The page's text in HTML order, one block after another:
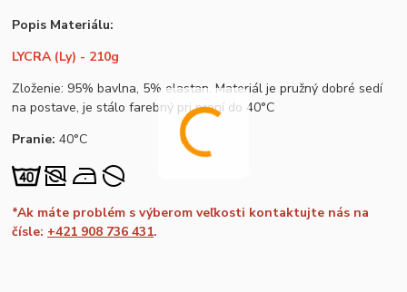
Popis Materiálu:
LYCRA (Ly) - 210g
Zloženie: 95% bavlna, 5% elastan. Materiál je pružný dobré sedí
na postave, je stálo farebný pri praní do 40°C
Pranie:40°C
*Ak máte problém s výberom veľkosti kontaktujte nás na
čísle: +421 908 736 431.